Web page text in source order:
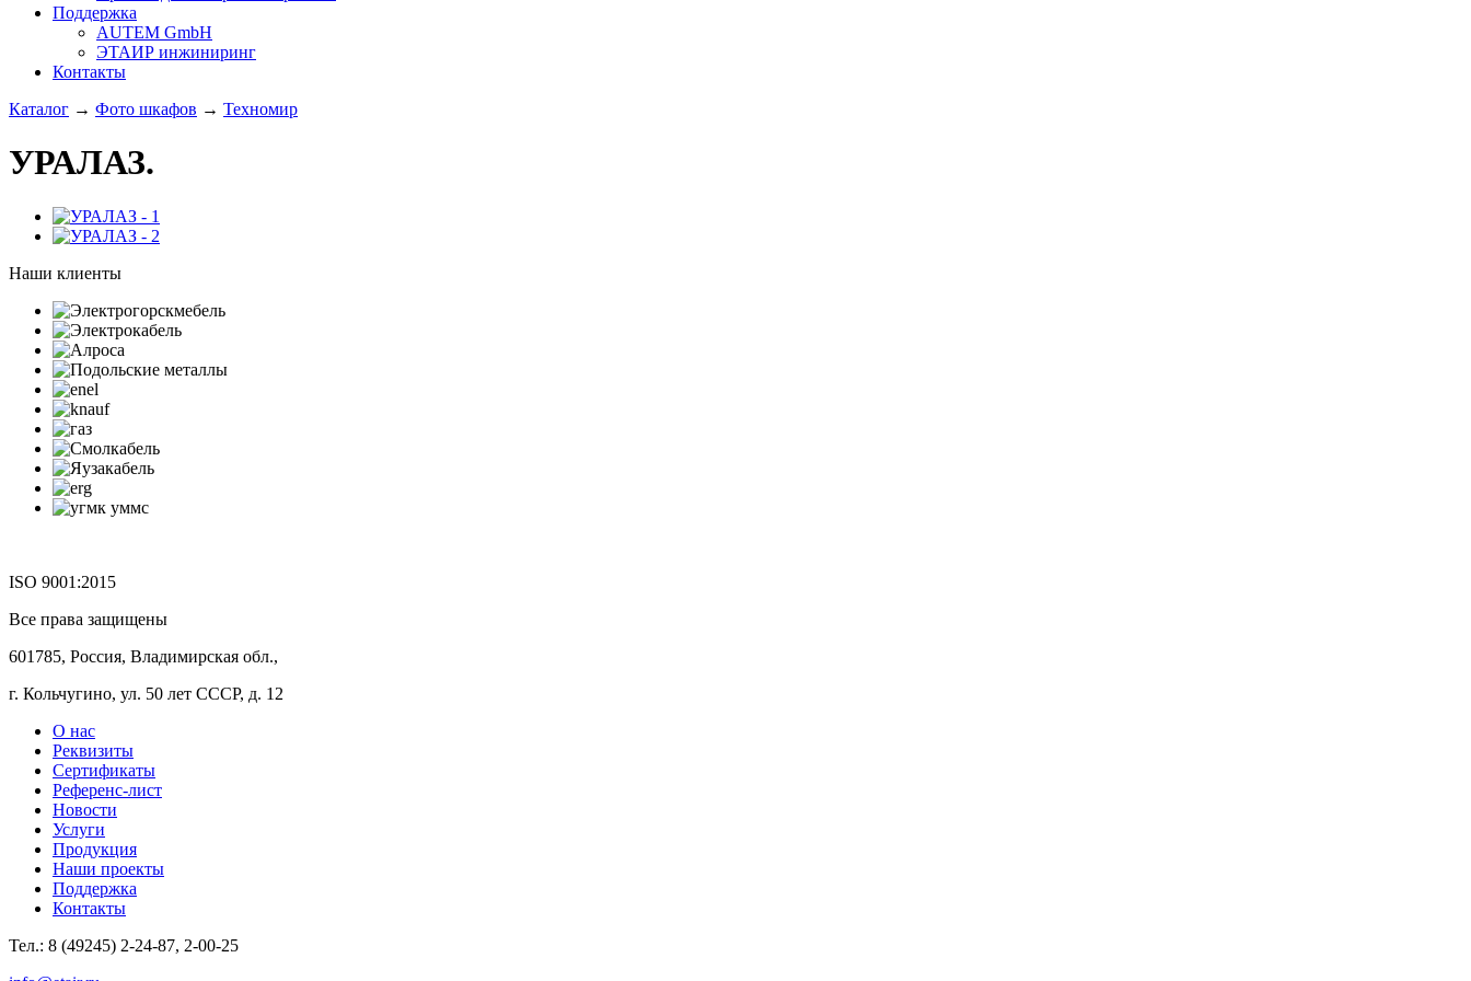
Поддержка
AUTEM GmbH
ЭТАИР инжиниринг
Контакты
Каталог → Фото шкафов → Техномир
УРАЛАЗ.
Наши клиенты
ISO 9001:2015
Все права защищены
601785, Россия, Владимирская обл.,
г. Кольчугино, ул. 50 лет СССР, д. 12
О нас
Реквизиты
Сертификаты
Референс-лист
Новости
Услуги
Продукция
Наши проекты
Поддержка
Контакты
Тел.: 8 (49245) 2-24-87, 2-00-25